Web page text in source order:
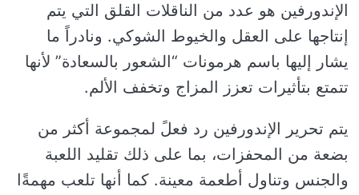
الإندورفين هو عدد من الناقلات القلق التي يتم
إنتاجها على العقل والخيوط الشوكي. ونادراً ما
يشار إليها باسم هرمونات “الشعور بالسعادة” لأنها
تتمتع بتأثيرات تعزز المزاج وتخفف الألم.
يتم تحرير الإندورفين رد فعلً لمجموعة أكثر من
بضعة من المحفزات، بما على ذلك تقليد اللعبة
والجنس وتناول أطعمة معينة. كما أنها تلعب مهمةًا